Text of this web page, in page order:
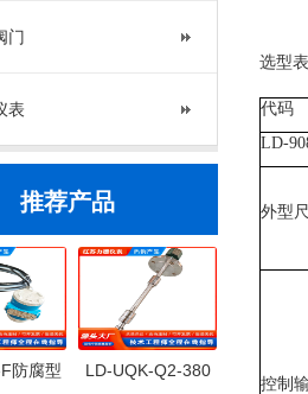
门
表
推荐产品
防腐型 LD-UQK-Q2-380
选型表
代码
LD-
外型
控制